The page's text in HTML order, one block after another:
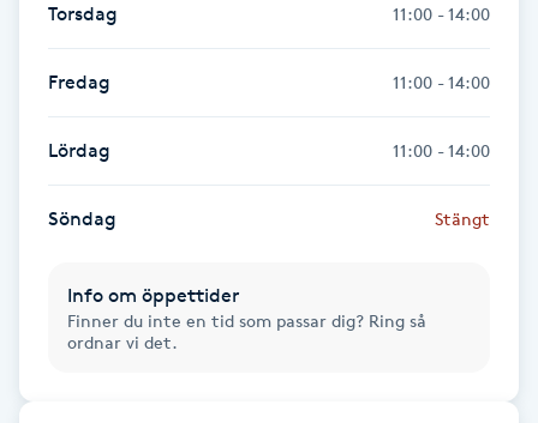
Klangmassage
Klippning
Torsdag 11:00 - 14:00
Fredag 11:00 - 14:00
Lördag 11:00 - 14:00
Söndag Stängt
Info om öppettider
Finner du inte en tid som passar dig? Ring så
ordnar vi det.